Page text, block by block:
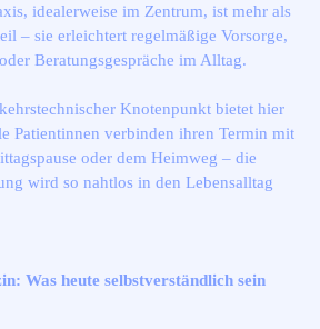
idealerweise im Zentrum, ist mehr als
– sie erleichtert regelmäßige Vorsorge,
Beratungsgespräche im Alltag.
Knotenpunkt bietet hier
Patientinnen verbinden ihren Termin mit
oder dem Heimweg – die
wird so nahtlos in den Lebensalltag
Was heute selbstverständlich sein